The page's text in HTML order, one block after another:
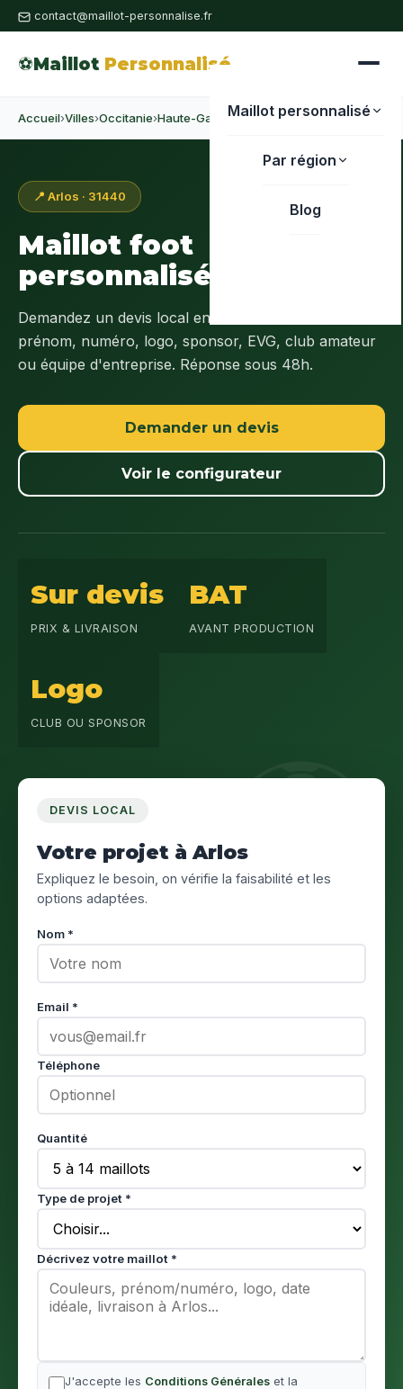
contact@maillot-personnalise.fr
⚽Maillot Personnalisé
Maillot personnalisé
Par région
Blog
Accueil›Villes›Occitanie›Haute-Garonne›Arlos
📍 Arlos · 31440
Maillot foot
personnalisé à
Demandez un devis local en
prénom, numéro, logo, sponsor, EVG, club amateur
ou équipe d'entreprise. Réponse sous 48h.
Demander un devis
Voir le configurateur
Sur devis
PRIX & LIVRAISON
BAT
AVANT PRODUCTION
Logo
CLUB OU SPONSOR
DEVIS LOCAL
Votre projet à Arlos
Expliquez le besoin, on vérifie la faisabilité et les
options adaptées.
Nom *
Email *
Téléphone
Quantité
Type de projet *
Décrivez votre maillot *
J'accepte les Conditions Générales et la